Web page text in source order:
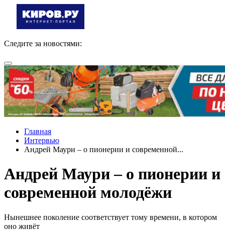
Следите за новостями:
Главная
Интервью
Андрей Маури – о пионерии и современной...
Андрей Маури – о пионерии и
современной молодёжи
Нынешнее поколение соответствует тому времени, в котором
оно живёт